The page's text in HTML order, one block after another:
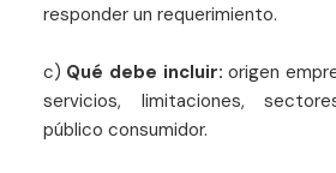
responder un requerimiento.
c) Qué debe incluir:origen
servicios, limitaciones,
público consumidor.